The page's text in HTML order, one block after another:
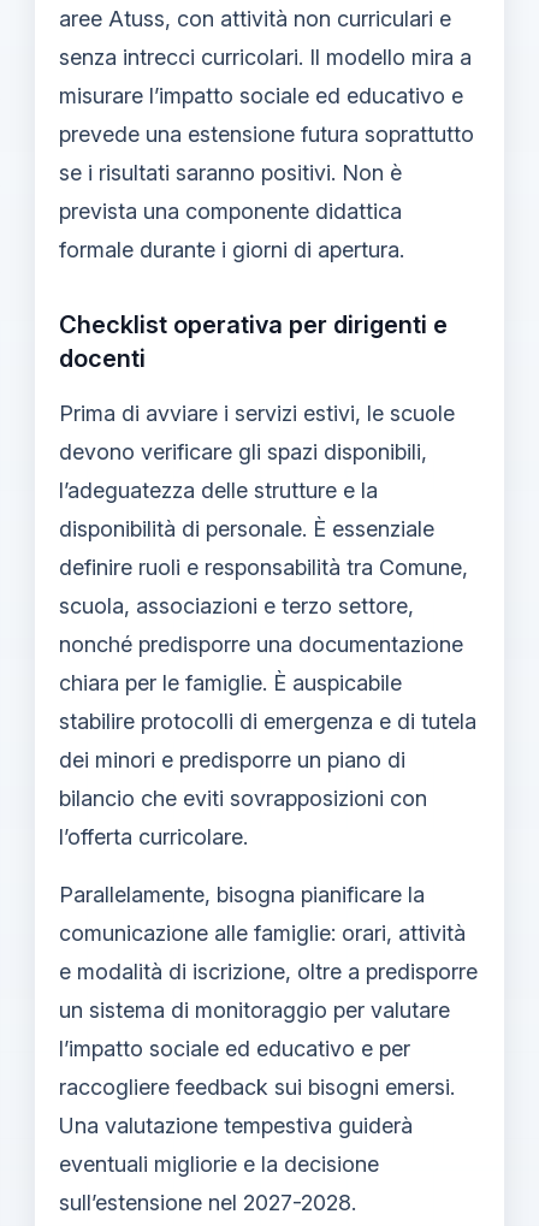
aree Atuss, con attività non curriculari e
senza intrecci curricolari. Il modello mira a
misurare l’impatto sociale ed educativo e
prevede una estensione futura soprattutto
se i risultati saranno positivi. Non è
prevista una componente didattica
formale durante i giorni di apertura.
Checklist operativa per dirigenti e
docenti
Prima di avviare i servizi estivi, le scuole
devono verificare gli spazi disponibili,
l’adeguatezza delle strutture e la
disponibilità di personale. È essenziale
definire ruoli e responsabilità tra Comune,
scuola, associazioni e terzo settore,
nonché predisporre una documentazione
chiara per le famiglie. È auspicabile
stabilire protocolli di emergenza e di tutela
dei minori e predisporre un piano di
bilancio che eviti sovrapposizioni con
l’offerta curricolare.
Parallelamente, bisogna pianificare la
comunicazione alle famiglie: orari, attività
e modalità di iscrizione, oltre a predisporre
un sistema di monitoraggio per valutare
l’impatto sociale ed educativo e per
raccogliere feedback sui bisogni emersi.
Una valutazione tempestiva guiderà
eventuali migliorie e la decisione
sull’estensione nel 2027-2028.